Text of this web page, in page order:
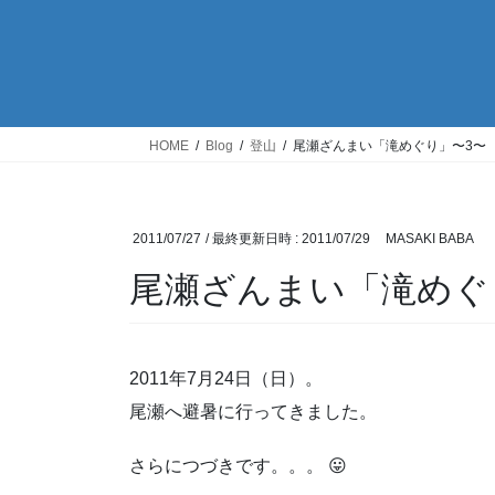
HOME Blog 登山 尾瀬ざんまい「滝めぐり」〜3〜
2011/07/27 / 最終更新日時 : 2011/07/29 MASAKI BABA
尾瀬ざんまい「滝め
2011年7月24日（日）。
尾瀬へ避暑に行ってきました。
さらにつづきです。。。 😛